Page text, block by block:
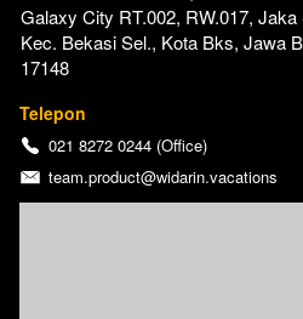
Galaxy City RT.002, RW.017, Jaka
Kec. Bekasi Sel., Kota Bks, Jawa
17148
Telepon
021 8272 0244 (Office)
team.product@widarin.vacations